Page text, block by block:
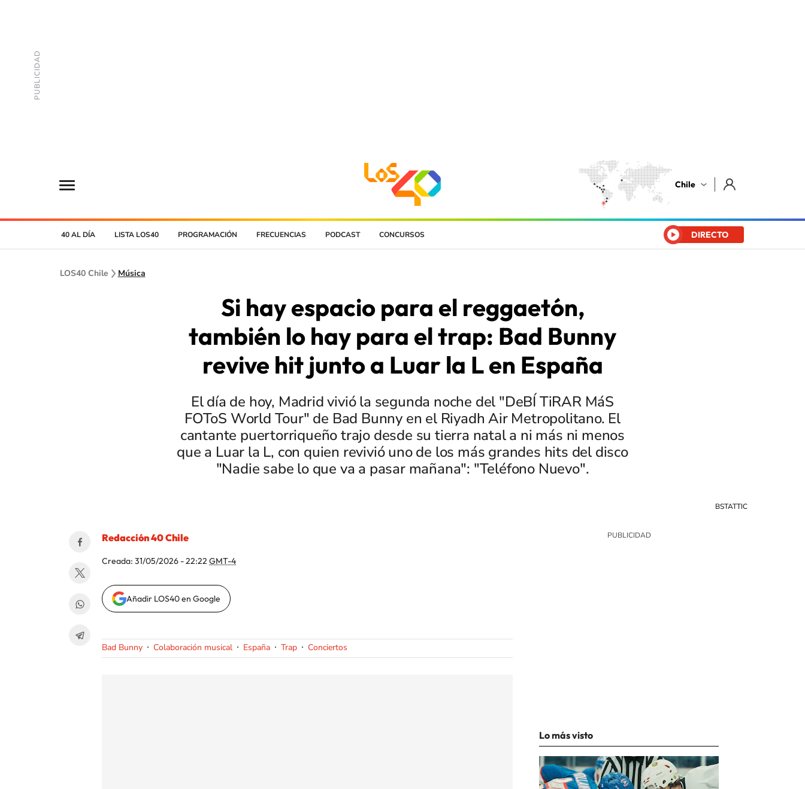
Chile
40 AL DÍA LISTA LOS40 PROGRAMACIÓN FRECUENCIAS PODCAST CONCURSOS DIRECTO
LOS40 Chile Música
Si hay espacio para el reggaetón,
también lo hay para el trap: Bad Bunny
revive hit junto a Luar la L en España
El día de hoy, Madrid vivió la segunda noche del "DeBÍ TiRAR MáS
FOToS World Tour" de Bad Bunny en el Riyadh Air Metropolitano. El
cantante puertorriqueño trajo desde su tierra natal a ni más ni menos
que a Luar la L, con quien revivió uno de los más grandes hits del disco
"Nadie sabe lo que va a pasar mañana": "Teléfono Nuevo".
BSTATTIC
Redacción 40 Chile
Creada: 31/05/2026 - 22:22 GMT-4
Añadir LOS40 en Google
Bad Bunny Colaboración musical España Trap Conciertos
Lo más visto